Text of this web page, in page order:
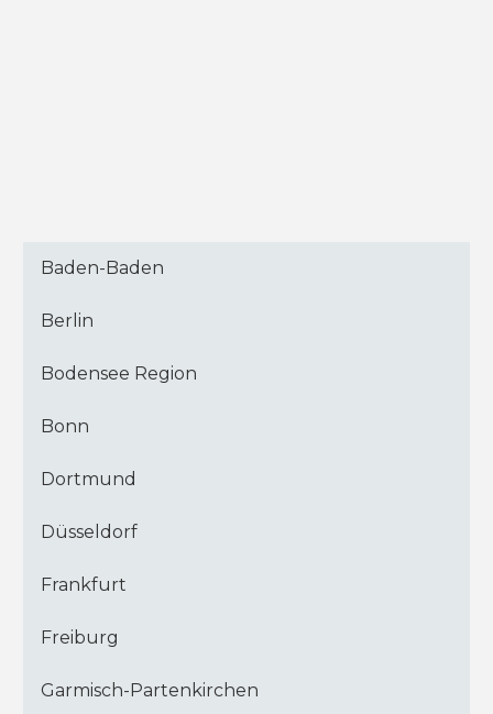
Baden-Baden
Berlin
Bodensee Region
Bonn
Dortmund
Düsseldorf
Frankfurt
Freiburg
Garmisch-Partenkirchen